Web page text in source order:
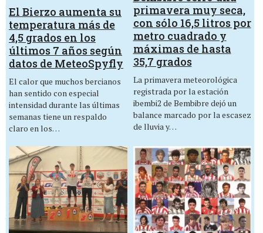
El Bierzo aumenta su
temperatura más de
4,5 grados en los
últimos 7 años según
datos de MeteoSpyfly
El calor que muchos bercianos
han sentido con especial
intensidad durante las últimas
semanas tiene un respaldo
claro en los…
primavera muy seca,
con sólo 16,5 litros por
metro cuadrado y
máximas de hasta
35,7 grados
La primavera meteorológica
registrada por la estación
ibembi2 de Bembibre dejó un
balance marcado por la escasez
de lluvia y…